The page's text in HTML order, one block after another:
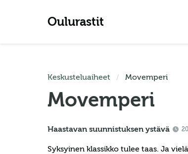
Oulurastit
Keskusteluaiheet Movemperi
Movemperi
Haastavan suunnistuksen ystävä
Syksyinen klassikko tulee taas. Ja